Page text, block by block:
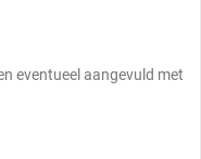
eventueel aangevuld met